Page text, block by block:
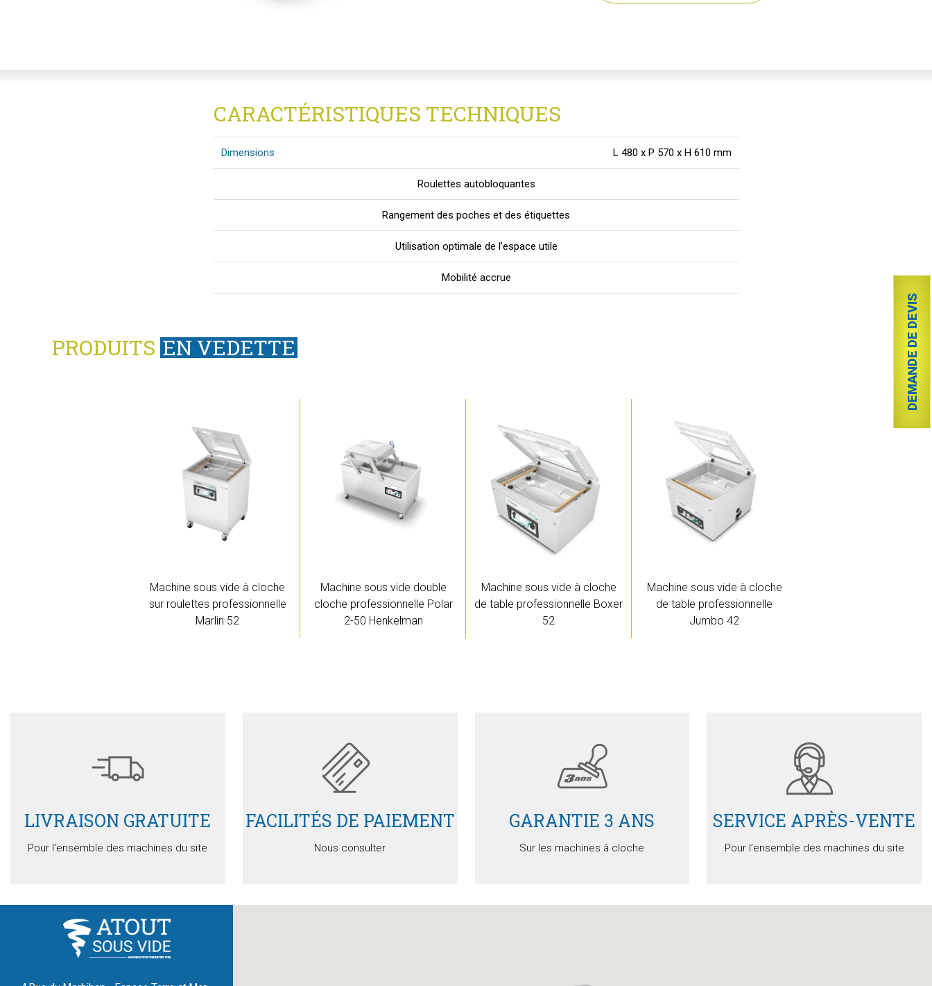
DEMANDE DE DEVIS
CARACTÉRISTIQUES TECHNIQUES
Dimensions L 480 x P 570 x H 610 mm
Roulettes autobloquantes
Rangement des poches et des étiquettes
Utilisation optimale de l’espace utile
Mobilité accrue
PRODUITS EN VEDETTE
Machine sous vide à cloche
sur roulettes professionnelle
Marlin 52
Machine sous vide double
cloche professionnelle Polar
2-50 Henkelman
Devis
Machine sous vide à cloche
de table professionnelle Boxer
52
Machine sous vide à cloche
de table professionnelle
Jumbo 42
LIVRAISON GRATUITE
Pour l'ensemble des machines du site
FACILITÉS DE PAIEMENT
Nous consulter
GARANTIE 3 ANS
Sur les machines à cloche
SERVICE APRÈS-VENTE
Pour l’ensemble des machines du site